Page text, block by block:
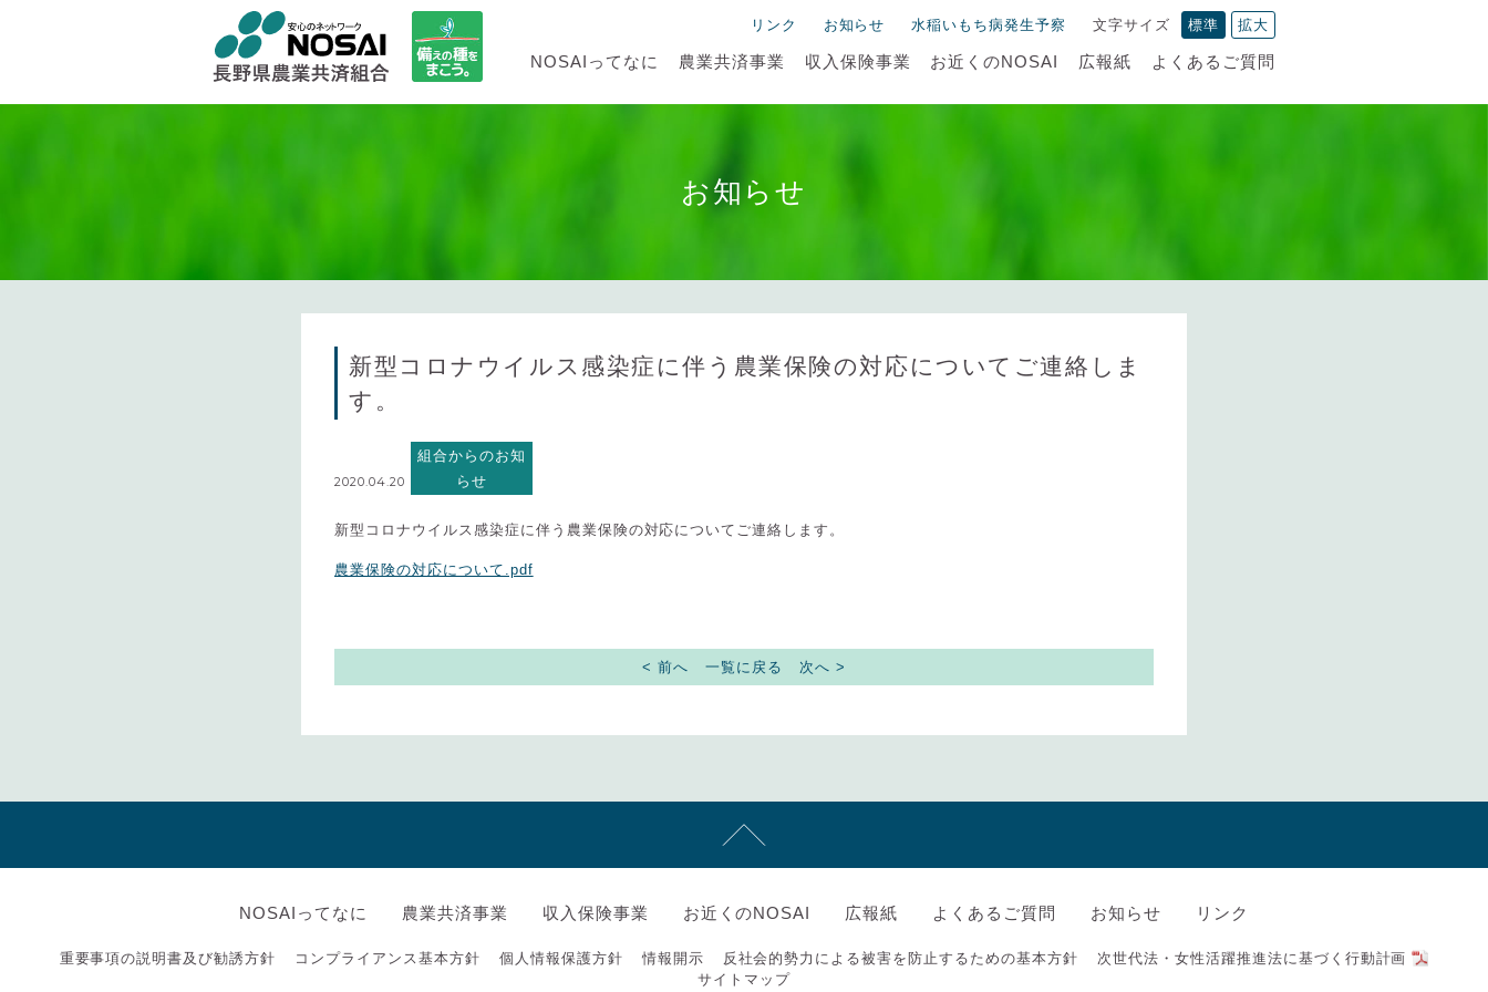
リンク お知らせ 水稲いもち病発生予察 文字サイズ 標準 拡大
NOSAIってなに 農業共済事業 収入保険事業 お近くのNOSAI 広報紙 よくあるご質問
お知らせ
新型コロナウイルス感染症に伴う農業保険の対応についてご連絡しま
す。
2020.04.20
組合からのお知
らせ
新型コロナウイルス感染症に伴う農業保険の対応についてご連絡します。
農業保険の対応について.pdf
< 前へ 一覧に戻る 次へ >
NOSAIってなに 農業共済事業 収入保険事業 お近くのNOSAI 広報紙 よくあるご質問 お知らせ リンク
重要事項の説明書及び勧誘方針 コンプライアンス基本方針 個人情報保護方針 情報開示 反社会的勢力による被害を防止するための基本方針
次世代法・女性活躍推進法に基づく行動計画
サイトマップ